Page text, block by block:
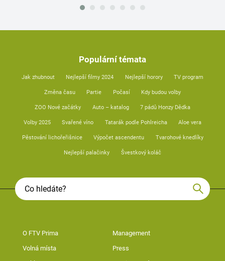
Populární témata
Jak zhubnout Nejlepší filmy 2024 Nejlepší horory TV program
Změna času Partie Počasí Kdy budou volby
ZOO Nové začátky Auto – katalog 7 pádů Honzy Dědka
Volby 2025 Svařené víno Tatarák podle Pohlreicha Aloe vera
Pěstování lichořeřišnice Výpočet ascendentu Tvarohové knedlíky
Nejlepší palačinky Švestkový koláč
O FTV Prima Management
Volná místa Press